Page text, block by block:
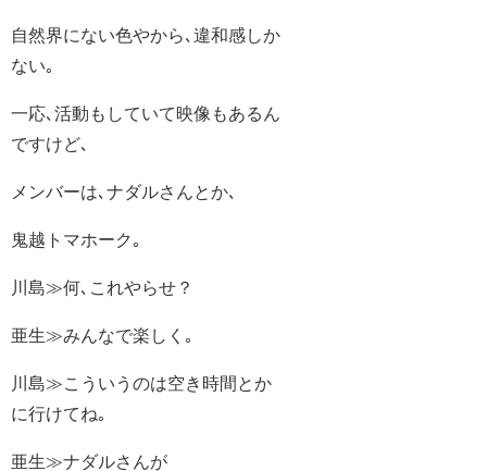
自然界にない色やから､違和感しか
ない｡
一応､活動もしていて映像もあるん
ですけど､
メンバーは､ナダルさんとか､
鬼越トマホーク｡
川島≫何､これやらせ？
亜生≫みんなで楽しく｡
川島≫こういうのは空き時間とか
に行けてね｡
亜生≫ナダルさんが